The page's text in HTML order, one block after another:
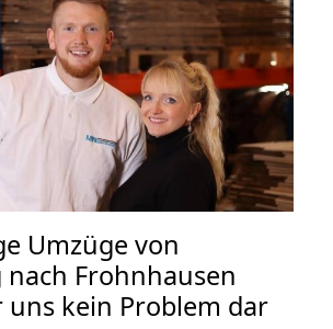
Umzüge von
nach Frohnhausen
uns kein Problem dar